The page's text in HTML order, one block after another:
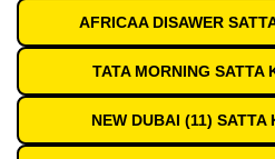
AFRICAA DISAWER
TATA MORNING SATTA
NEW DUBAI (11) SATTA